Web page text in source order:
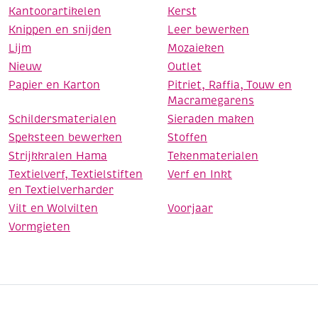
Kantoorartikelen
Kerst
Knippen en snijden
Leer bewerken
Lijm
Mozaieken
Nieuw
Outlet
Papier en Karton
Pitriet, Raffia, Touw en
Macramegarens
Schildersmaterialen
Sieraden maken
Speksteen bewerken
Stoffen
Strijkkralen Hama
Tekenmaterialen
Textielverf, Textielstiften
en Textielverharder
Verf en Inkt
Vilt en Wolvilten
Voorjaar
Vormgieten